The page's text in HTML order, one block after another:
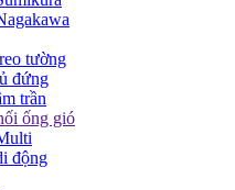
tường
đứng
trần
ống gió
động